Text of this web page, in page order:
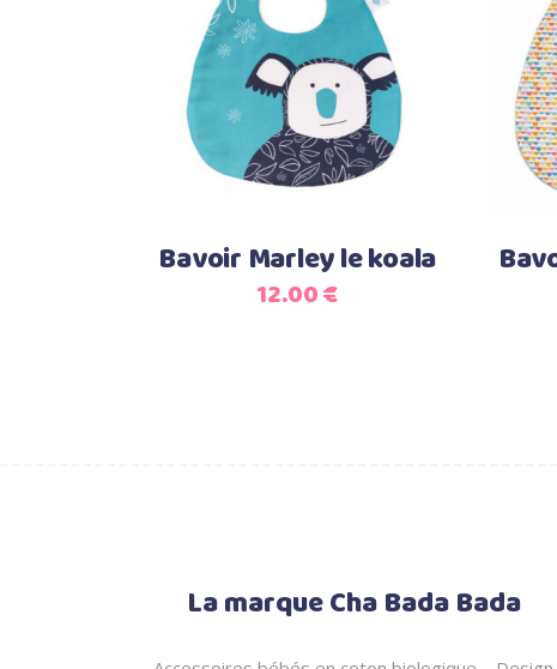
Select options
Bavoir Marley le koala
12.00€
La marque Cha Bada Bada